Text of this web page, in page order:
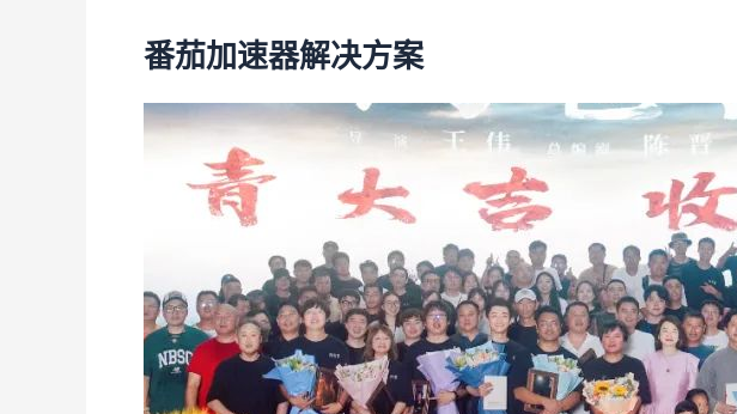
番茄加速器解决方案